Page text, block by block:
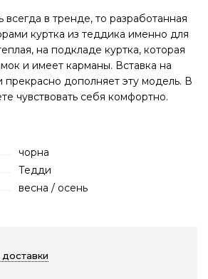
всегда в тренде, то разработанная
куртка из теддика именно для
на подкладе куртка, которая
и имеет карманы. Вставка на
прекрасно дополняет эту модель. В
чувствовать себя комфортно.
чорна
Тедди
весна / осень